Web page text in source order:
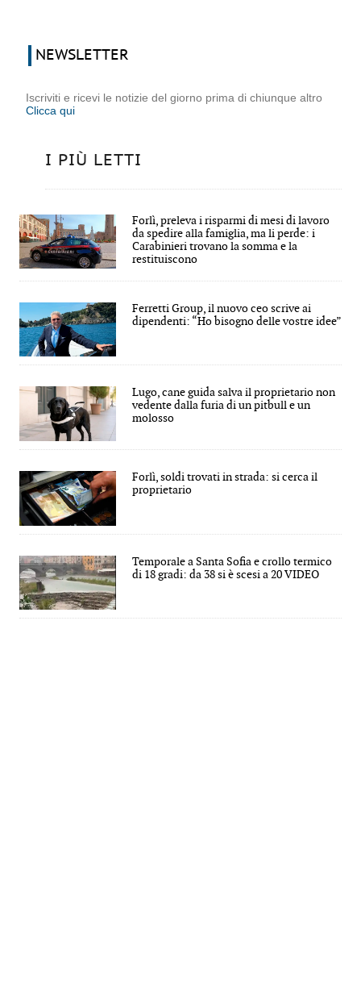
NEWSLETTER
Iscriviti e ricevi le notizie del giorno prima di chiunque altro
Clicca qui
I PIÙ LETTI
Forlì, preleva i risparmi di mesi di lavoro
da spedire alla famiglia, ma li perde: i
Carabinieri trovano la somma e la
restituiscono
Ferretti Group, il nuovo ceo scrive ai
dipendenti: “Ho bisogno delle vostre idee”
Lugo, cane guida salva il proprietario non
vedente dalla furia di un pitbull e un
molosso
Forlì, soldi trovati in strada: si cerca il
proprietario
Temporale a Santa Sofia e crollo termico
di 18 gradi: da 38 si è scesi a 20 VIDEO